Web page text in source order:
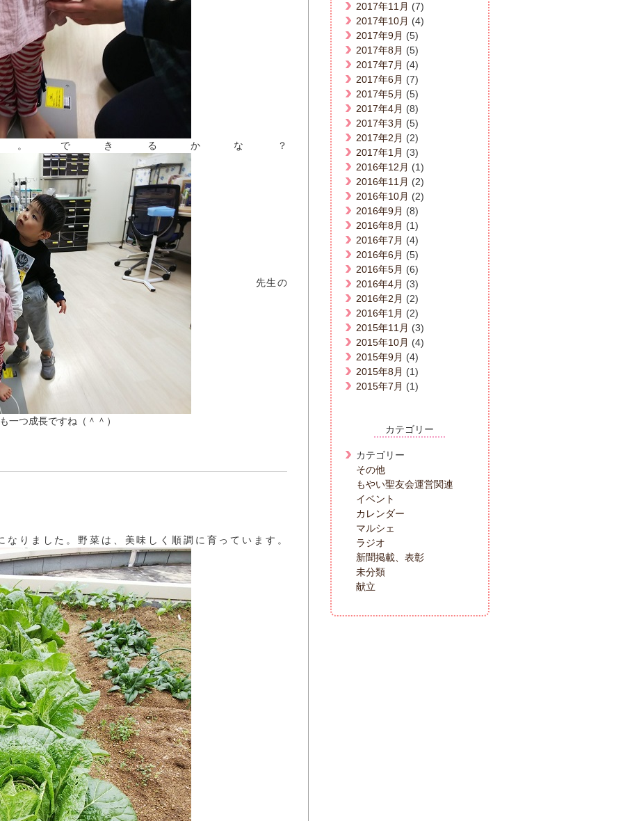
できるかな？
先生の
一つ成長ですね（＾＾）
りました。野菜は、美味しく順調に育っています。
2017年11月 (7)
2017年10月 (4)
2017年9月 (5)
2017年8月 (5)
2017年7月 (4)
2017年6月 (7)
2017年5月 (5)
2017年4月 (8)
2017年3月 (5)
2017年2月 (2)
2017年1月 (3)
2016年12月 (1)
2016年11月 (2)
2016年10月 (2)
2016年9月 (8)
2016年8月 (1)
2016年7月 (4)
2016年6月 (5)
2016年5月 (6)
2016年4月 (3)
2016年2月 (2)
2016年1月 (2)
2015年11月 (3)
2015年10月 (4)
2015年9月 (4)
2015年8月 (1)
2015年7月 (1)
カテゴリー
カテゴリー
その他
もやい聖友会運営関連
イベント
カレンダー
マルシェ
ラジオ
新聞掲載、表彰
未分類
献立